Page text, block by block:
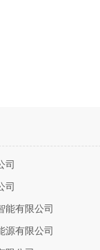
司
司
能有限公司
源有限公司